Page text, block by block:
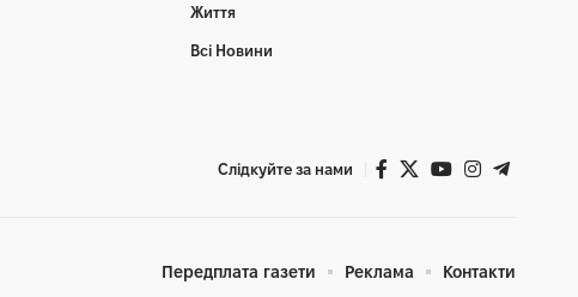
Життя
Всі Новини
Слідкуйте за нами
Передплата газети Реклама Контакти